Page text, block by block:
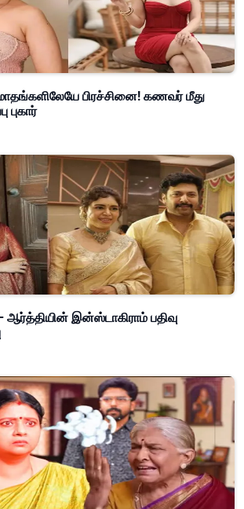
பிரச்சினை! கணவர் மீது
புகார்
ஆர்த்தியின் இன்ஸ்டாகிராம் பதிவு